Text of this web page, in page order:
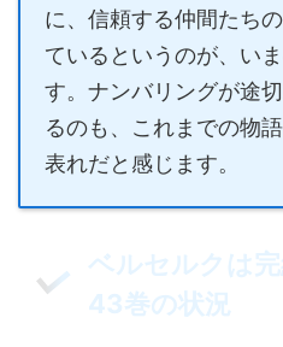
に、信頼する仲間たち
ているというのが、い
す。ナンバリングが途
るのも、これまでの物
表れだと感じます。
ベルセルクは
43巻の状況